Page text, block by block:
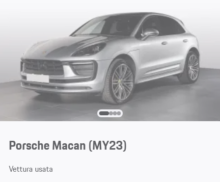
Porsche Macan (MY23)
Vettura usata